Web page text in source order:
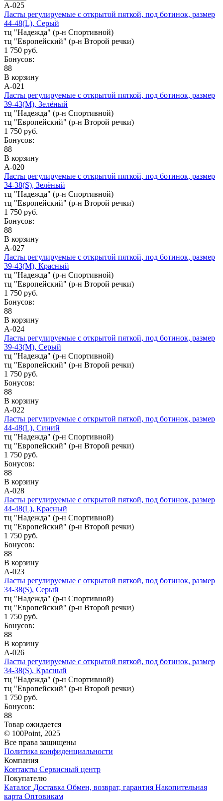
А-025
Ласты регулируемые с открытой пяткой, под ботинок, размер
44-48(L), Серый
тц "Надежда" (р-н Спортивной)
тц "Европейский" (р-н Второй речки)
1 750 руб.
Бонусов:
88
В корзину
А-021
Ласты регулируемые с открытой пяткой, под ботинок, размер
39-43(M), Зелёный
тц "Надежда" (р-н Спортивной)
тц "Европейский" (р-н Второй речки)
1 750 руб.
Бонусов:
88
В корзину
А-020
Ласты регулируемые с открытой пяткой, под ботинок, размер
34-38(S), Зелёный
тц "Надежда" (р-н Спортивной)
тц "Европейский" (р-н Второй речки)
1 750 руб.
Бонусов:
88
В корзину
А-027
Ласты регулируемые с открытой пяткой, под ботинок, размер
39-43(M), Красный
тц "Надежда" (р-н Спортивной)
тц "Европейский" (р-н Второй речки)
1 750 руб.
Бонусов:
88
В корзину
А-024
Ласты регулируемые с открытой пяткой, под ботинок, размер
39-43(M), Серый
тц "Надежда" (р-н Спортивной)
тц "Европейский" (р-н Второй речки)
1 750 руб.
Бонусов:
88
В корзину
А-022
Ласты регулируемые с открытой пяткой, под ботинок, размер
44-48(L), Синий
тц "Надежда" (р-н Спортивной)
тц "Европейский" (р-н Второй речки)
1 750 руб.
Бонусов:
88
В корзину
А-028
Ласты регулируемые с открытой пяткой, под ботинок, размер
44-48(L), Красный
тц "Надежда" (р-н Спортивной)
тц "Европейский" (р-н Второй речки)
1 750 руб.
Бонусов:
88
В корзину
А-023
Ласты регулируемые с открытой пяткой, под ботинок, размер
34-38(S), Серый
тц "Надежда" (р-н Спортивной)
тц "Европейский" (р-н Второй речки)
1 750 руб.
Бонусов:
88
В корзину
А-026
Ласты регулируемые с открытой пяткой, под ботинок, размер
34-38(S), Красный
тц "Надежда" (р-н Спортивной)
тц "Европейский" (р-н Второй речки)
1 750 руб.
Бонусов:
88
Товар ожидается
© 100Point, 2025
Все права защищены
Политика конфиденциальности
Компания
Контакты Сервисный центр
Покупателю
Каталог Доставка Обмен, возврат, гарантия Накопительная
карта Оптовикам